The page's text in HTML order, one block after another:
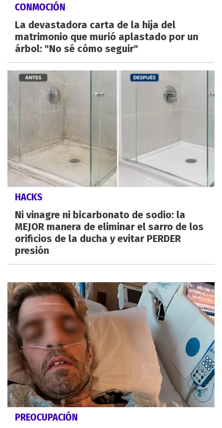
CONMOCIÓN
La devastadora carta de la hija del
matrimonio que murió aplastado por un
árbol: "No sé cómo seguir"
HACKS
Ni vinagre ni bicarbonato de sodio: la
MEJOR manera de eliminar el sarro de los
orificios de la ducha y evitar PERDER
presión
PREOCUPACIÓN